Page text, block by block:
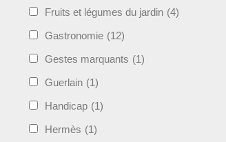
Fruits et légumes du jardin (4)
Gastronomie (12)
Gestes marquants (1)
Guerlain (1)
Handicap (1)
Hermès (1)